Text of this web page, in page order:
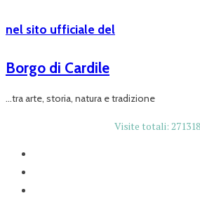
nel sito ufficiale del
Borgo di Cardile
...tra arte, storia, natura e tradizione
Visite totali: 271318